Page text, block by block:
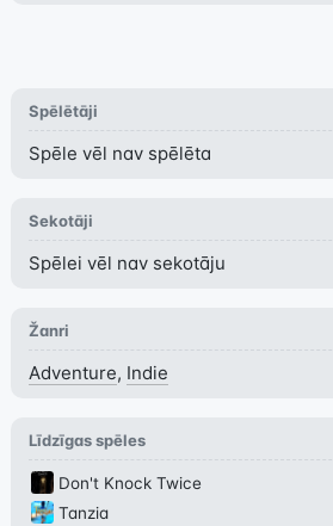
Spēlētāji
Spēle vēl nav spēlēta
Sekotāji
Spēlei vēl nav sekotāju
Žanri
Adventure, Indie
Līdzīgas spēles
Don't Knock Twice
Tanzia